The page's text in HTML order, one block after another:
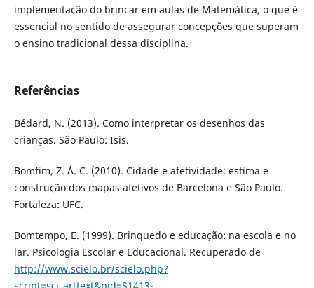
implementação do brincar em aulas de Matemática, o que é
essencial no sentido de assegurar concepções que superam
o ensino tradicional dessa disciplina.
Referências
Bédard, N. (2013). Como interpretar os desenhos das
crianças. São Paulo: Isis.
Bomfim, Z. Á. C. (2010). Cidade e afetividade: estima e
construção dos mapas afetivos de Barcelona e São Paulo.
Fortaleza: UFC.
Bomtempo, E. (1999). Brinquedo e educação: na escola e no
lar. Psicologia Escolar e Educacional. Recuperado de
http://www.scielo.br/scielo.php?